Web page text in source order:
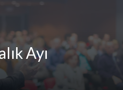
için Startuplar
Ayı